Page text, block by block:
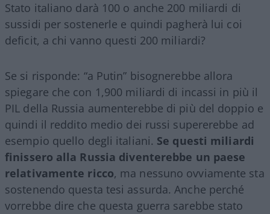
Stato italiano darà 100 o anche 200 miliardi di
sussidi per sostenerle e quindi pagherà lui coi
deficit, a chi vanno questi 200 miliardi?
Se si risponde: “a Putin” bisognerebbe allora
spiegare che con 1,900 miliardi di incassi in più il
PIL della Russia aumenterebbe di più del doppio e
quindi il reddito medio dei russi supererebbe ad
esempio quello degli italiani. Se questi miliardi
finissero alla Russia diventerebbe un paese
relativamente ricco, ma nessuno ovviamente sta
sostenendo questa tesi assurda. Anche perché
vorrebbe dire che questa guerra sarebbe stato